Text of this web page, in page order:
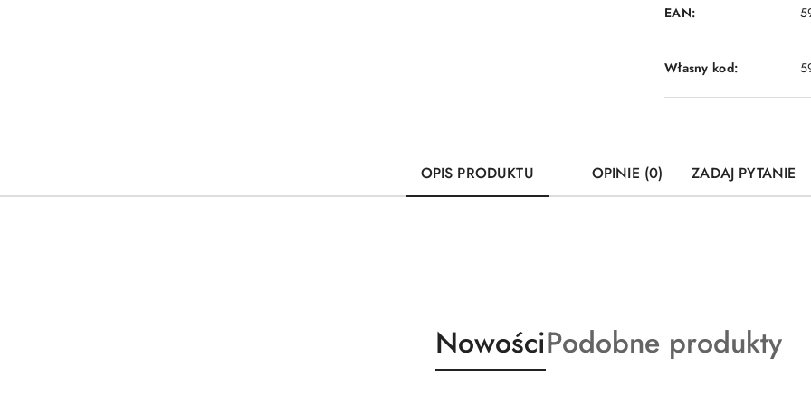
EAN:
Własny kod:
OPIS PRODUKTU OPINIE (0) ZADAJ PYTANIE
Produkty
o
NowościProdukty
o
Podobne produkty